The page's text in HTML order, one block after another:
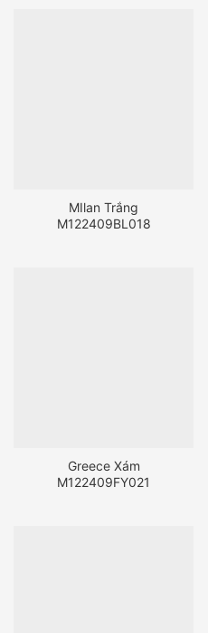
MIlan Trắng
M122409BL018
Greece Xám
M122409FY021